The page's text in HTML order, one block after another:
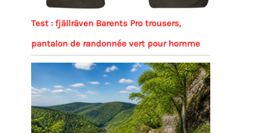
Test : fjällräven Barents Pro trousers,
pantalon de randonnée vert pour homme